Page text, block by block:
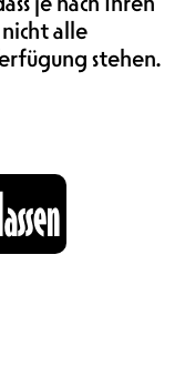
der
sind das
Bildung
und
ist.
in
von
alle
stehen.